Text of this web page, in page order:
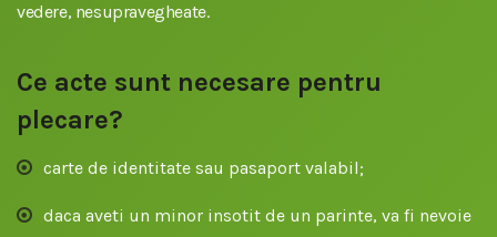
vedere, nesupravegheate.
Ce acte sunt necesare pentru
plecare?
carte de identitate sau pasaport valabil;
daca aveti un minor insotit de un parinte, va fi nevoie